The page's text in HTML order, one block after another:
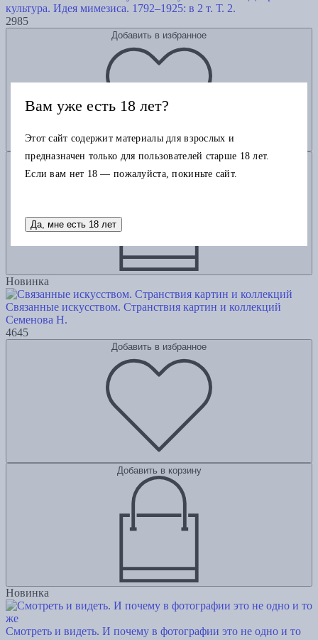
культура. Идея мимезиса. 1792–1925: в 2 т. Т. 2.
2985
Добавить в избранное
Добавить в корзину
Новинка
Связанные искусством. Странствия картин и коллекций
Семенова Н.
4645
Добавить в избранное
Добавить в корзину
Новинка
Смотреть и видеть. И почему в фотографии это не одно и то
Вам уже есть 18 лет?
Этот сайт содержит материалы для взрослых и
предназначен только для пользователей старше 18 лет.
Если вам нет 18 — пожалуйста, покиньте сайт.
Да, мне есть 18 лет